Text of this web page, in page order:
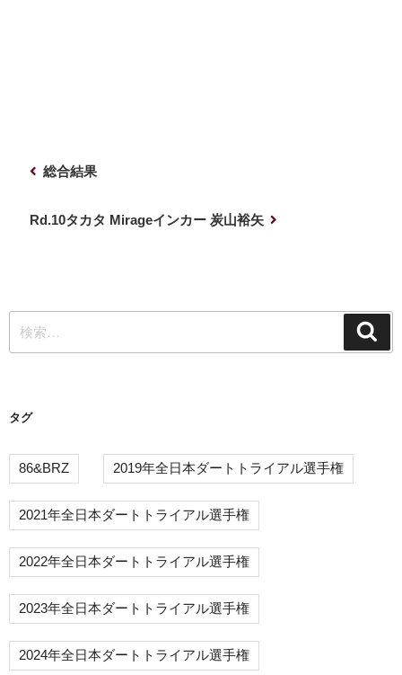
シ
ョ
総合結果
Rd.10タカタ Mirageインカー 炭山裕矢
索:
タグ
86&BRZ 2019年全日本ダートトライアル選手権
2021年全日本ダートトライアル選手権
2022年全日本ダートトライアル選手権
2023年全日本ダートトライアル選手権
2024年全日本ダートトライアル選手権